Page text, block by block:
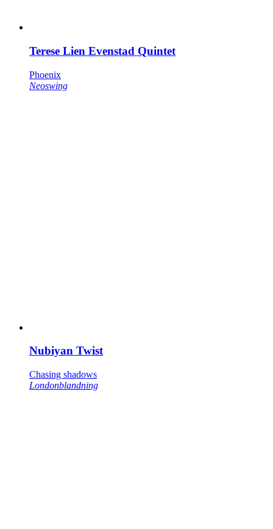
Terese Lien Evenstad Quintet
Phoenix
Neoswing
Nubiyan Twist
Chasing shadows
Londonblandning